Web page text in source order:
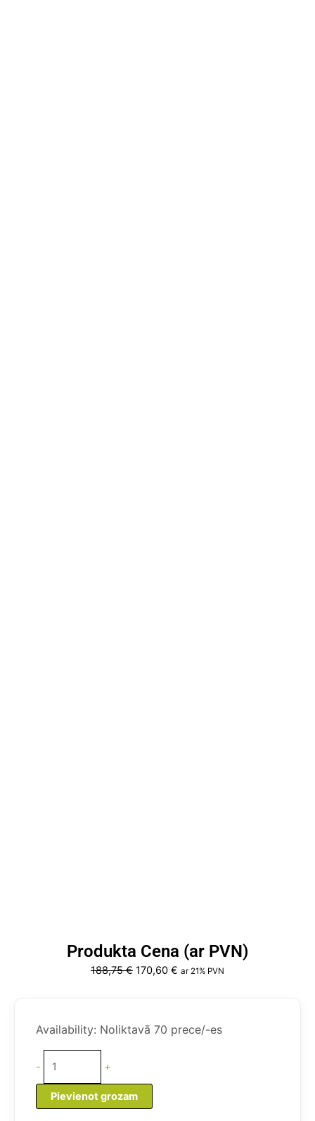
Produkta Cena (ar PVN)
188,75€ Original
170,60 € Current
ar 21% PVN
Availability: Noliktavā 70 prece/-es
-
piestātnes
pakāpieni,
alumīnija
peldēšanas
+
Pievienot grozam